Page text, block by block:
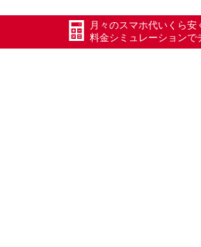
今の車のローンがタダになる
WRX STI）
月々のスマホ代いくら安
料金シミュレーションで